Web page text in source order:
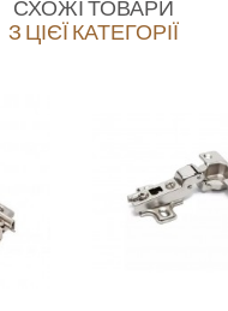
СХОЖІ ТОВАРИ
З ЦІЄЇ КАТЕГОРІЇ